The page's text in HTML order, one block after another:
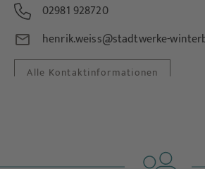
02981 928720
henrik.weiss@stadtwerke-
Alle Kontaktinformationen